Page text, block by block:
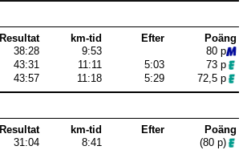
Resultat km-tid Efter
Poäng
38:28 9:53
80 p
43:31 11:11 5:03
73 p
43:57 11:18 5:29 72,5 p
Resultat km-tid Efter
Poäng
31:04 8:41
(80 p)